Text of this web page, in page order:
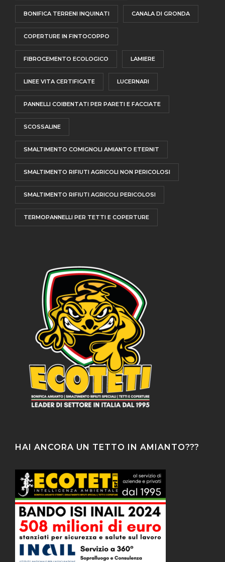
BONIFICA TERRENI INQUINATI CANALA DI GRONDA
COPERTURE IN FINTOCOPPO
FIBROCEMENTO ECOLOGICO LAMIERE
LINEE VITA CERTIFICATE LUCERNARI
PANNELLI COIBENTATI PER PARETI E FACCIATE
SCOSSALINE
SMALTIMENTO COMIGNOLI AMIANTO ETERNIT
SMALTIMENTO RIFIUTI AGRICOLI NON PERICOLOSI
SMALTIMENTO RIFIUTI AGRICOLI PERICOLOSI
TERMOPANNELLI PER TETTI E COPERTURE
HAI ANCORA UN TETTO IN AMIANTO???